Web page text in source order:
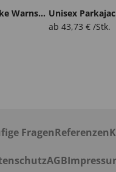
Unisex Parkajacke Warnschutz Hobu
ab 43,73 € /Stk.
FragenReferenzen
AGB